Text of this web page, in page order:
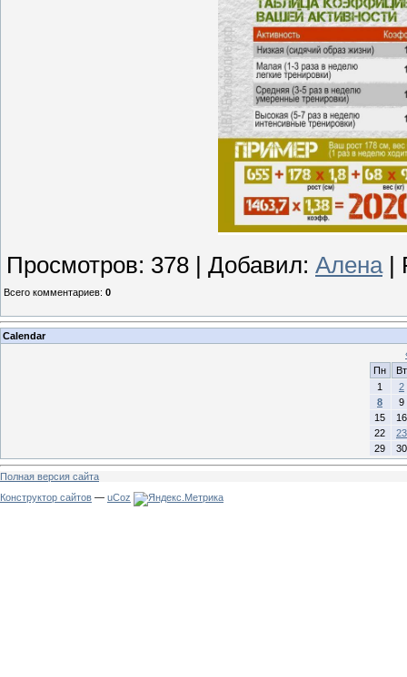
Просмотров: 378 | Добавил: Алена |
Всего комментариев: 0
Calendar
Пн
Вт
1
2
8
9
15
16
22
23
29
30
Полная версия сайта
Конструктор сайтов — uCoz